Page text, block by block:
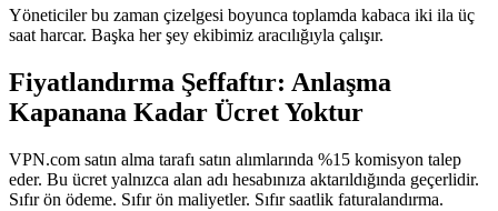
Yöneticiler bu zaman çizelgesi boyunca toplamda kabaca iki ila üç
saat harcar. Başka her şey ekibimiz aracılığıyla çalışır.
Fiyatlandırma Şeffaftır: Anlaşma
Kapanana Kadar Ücret Yoktur
VPN.com satın alma tarafı satın alımlarında %15 komisyon talep
eder. Bu ücret yalnızca alan adı hesabınıza aktarıldığında geçerlidir.
Sıfır ön ödeme. Sıfır ön maliyetler. Sıfır saatlik faturalandırma.